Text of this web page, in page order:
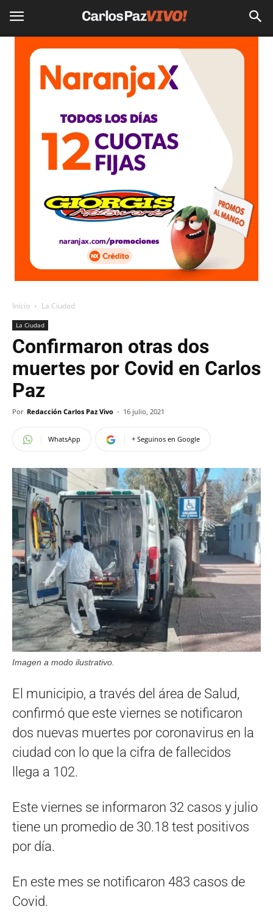
Inicio La Ciudad
La Ciudad
Confirmaron otras dos
muertes por Covid en Carlos
Paz
Por Redacción Carlos Paz Vivo - 16 julio, 2021
WhatsApp + Seguinos en Google
Imagen a modo ilustrativo.
El municipio, a través del área de Salud,
confirmó que este viernes se notificaron
dos nuevas muertes por coronavirus en la
ciudad con lo que la cifra de fallecidos
llega a 102.
Este viernes se informaron 32 casos y julio
tiene un promedio de 30.18 test positivos
por día.
En este mes se notificaron 483 casos de
Covid.